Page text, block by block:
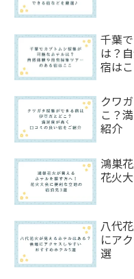
千葉
は？
宿は
クワ
こ？
紹介
鴻巣
花火
八代
にア
選